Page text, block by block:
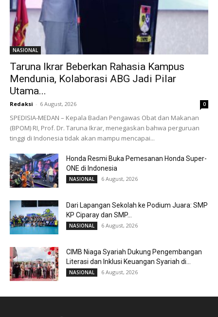
NASIONAL
Taruna Ikrar Beberkan Rahasia Kampus
Mendunia, Kolaborasi ABG Jadi Pilar
Utama...
Redaksi - 6 August, 2026 0
SPEDISIA-MEDAN – Kepala Badan Pengawas Obat dan Makanan
(BPOM) RI, Prof. Dr. Taruna Ikrar, menegaskan bahwa perguruan
tinggi di Indonesia tidak akan mampu mencapai...
Honda Resmi Buka Pemesanan Honda Super-
ONE di Indonesia
NASIONAL 6 August, 2026
Dari Lapangan Sekolah ke Podium Juara: SMP
KP Ciparay dan SMP...
NASIONAL 6 August, 2026
CIMB Niaga Syariah Dukung Pengembangan
Literasi dan Inklusi Keuangan Syariah di...
NASIONAL 6 August, 2026